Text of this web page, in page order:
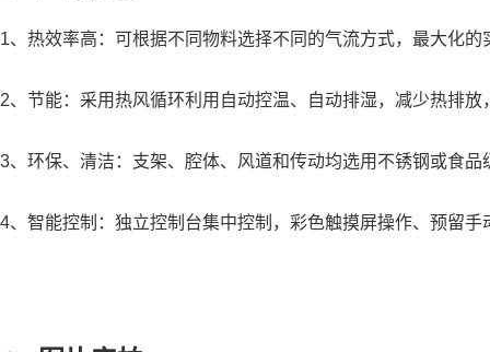
1、热效率高：可根据不同物料选择不同的气流方式，最大化
2、节能：采用热风循环利用自动控温、自动排湿，减少热排
3、环保、清洁：支架、腔体、风道和传动均选用不锈钢或食
4、智能控制：独立控制台集中控制，彩色触摸屏操作、预留手